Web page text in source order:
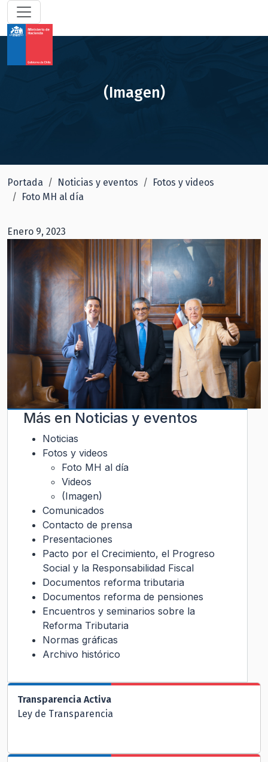
(Imagen)
Portada Noticias y eventos
Fotos y videos
Foto MH al día
Enero 9, 2023
Más en Noticias y eventos
Noticias
Fotos y videos
Foto MH al día
Videos
(Imagen)
Comunicados
Contacto de prensa
Presentaciones
Pacto por el Crecimiento, el Progreso
Social y la Responsabilidad Fiscal
Documentos reforma tributaria
Documentos reforma de pensiones
Encuentros y seminarios sobre la
Reforma Tributaria
Normas gráficas
Archivo histórico
Transparencia Activa
Ley de Transparencia